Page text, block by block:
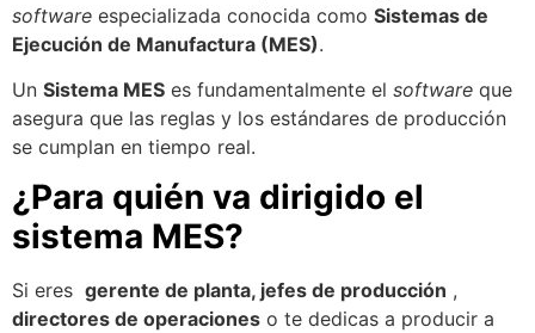
software especializada conocida como Sistemas de
Ejecución de Manufactura (MES).
Un Sistema MES es fundamentalmente el software que
asegura que las reglas y los estándares de producción
se cumplan en tiempo real.
¿Para quién va dirigido el
sistema MES?
Si eres gerente de planta, jefes de producción ,
directores de operaciones o te dedicas a producir a